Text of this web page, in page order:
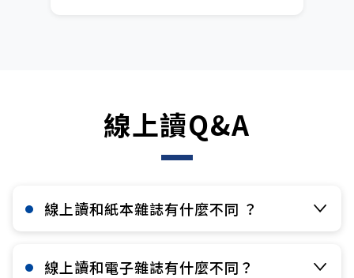
線上讀Q&A
線上讀和紙本雜誌有什麼不同 ？​
線上讀和電子雜誌有什麼不同？​